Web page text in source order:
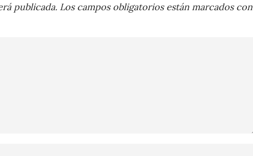
publicada. Los campos obligatorios están marcados con